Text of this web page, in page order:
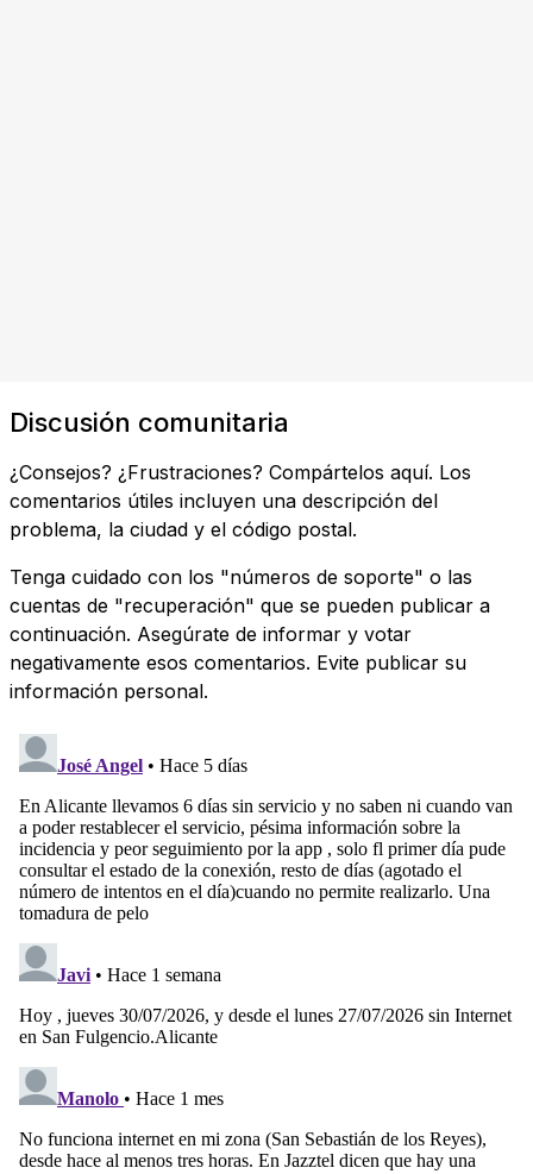
Discusión comunitaria
¿Consejos? ¿Frustraciones? Compártelos aquí. Los
comentarios útiles incluyen una descripción del
problema, la ciudad y el código postal.
Tenga cuidado con los "números de soporte" o las
cuentas de "recuperación" que se pueden publicar a
continuación. Asegúrate de informar y votar
negativamente esos comentarios. Evite publicar su
información personal.